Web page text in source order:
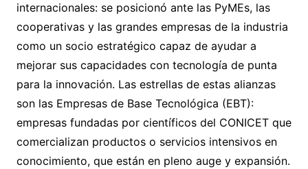
internacionales: se posicionó ante las PyMEs, las
cooperativas y las grandes empresas de la industria
como un socio estratégico capaz de ayudar a
mejorar sus capacidades con tecnología de punta
para la innovación. Las estrellas de estas alianzas
son las Empresas de Base Tecnológica (EBT):
empresas fundadas por científicos del CONICET que
comercializan productos o servicios intensivos en
conocimiento, que están en pleno auge y expansión.